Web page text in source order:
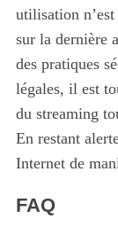
utilisation
sur la dernière
des pratiques
légales, il est
du streaming
En restant
Internet de
FAQ